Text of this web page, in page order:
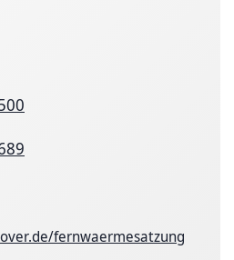
fernwaermesatzung